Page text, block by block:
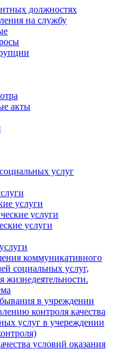
должностях
на службу
акты
услуг
услуги
услуги
услуги
коммуникативного
социальных услуг,
в учреждении
контроля качества
услуг в учереждении
условий оказания